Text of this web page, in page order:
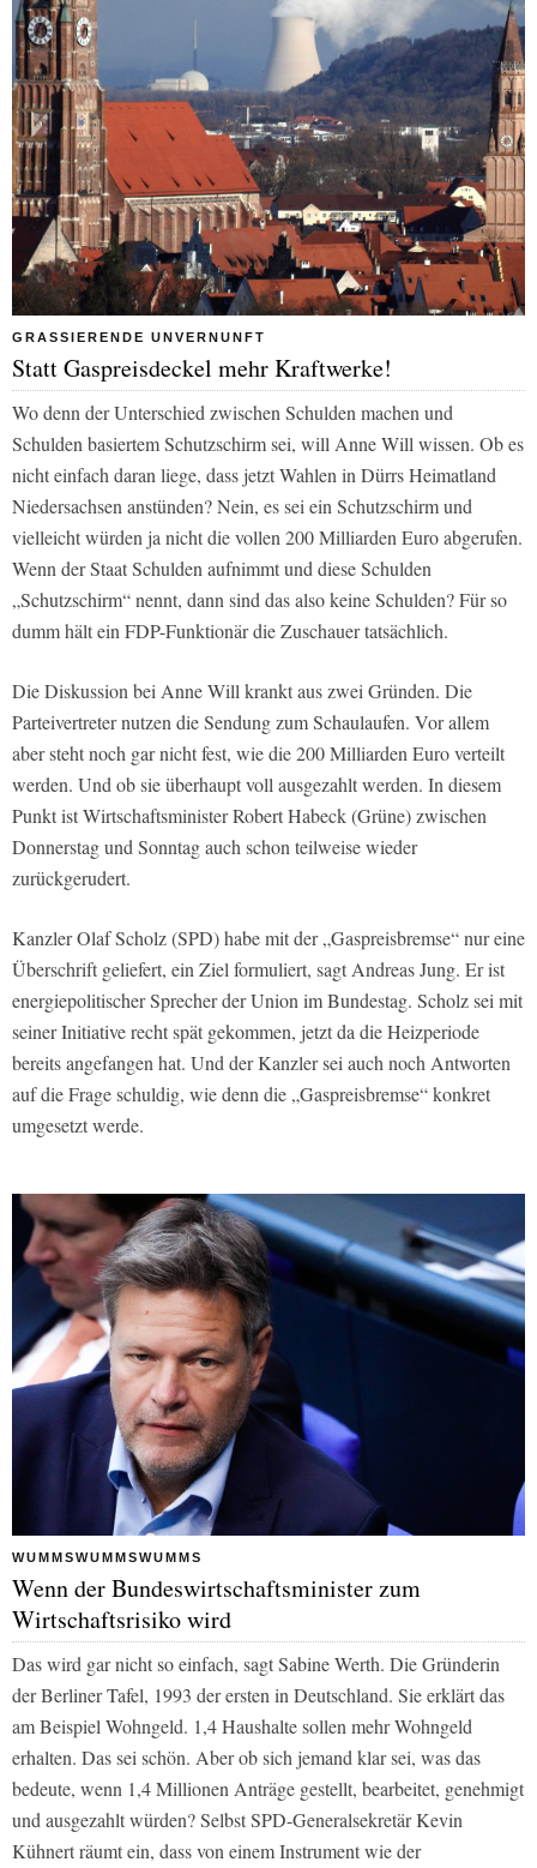
GRASSIERENDE UNVERNUNFT
Statt Gaspreisdeckel mehr Kraftwerke!
Wo denn der Unterschied zwischen Schulden machen und
Schulden basiertem Schutzschirm sei, will Anne Will wissen. Ob es
nicht einfach daran liege, dass jetzt Wahlen in Dürrs Heimatland
Niedersachsen anstünden? Nein, es sei ein Schutzschirm und
vielleicht würden ja nicht die vollen 200 Milliarden Euro abgerufen.
Wenn der Staat Schulden aufnimmt und diese Schulden
„Schutzschirm“ nennt, dann sind das also keine Schulden? Für so
dumm hält ein FDP-Funktionär die Zuschauer tatsächlich.
Die Diskussion bei Anne Will krankt aus zwei Gründen. Die
Parteivertreter nutzen die Sendung zum Schaulaufen. Vor allem
aber steht noch gar nicht fest, wie die 200 Milliarden Euro verteilt
werden. Und ob sie überhaupt voll ausgezahlt werden. In diesem
Punkt ist Wirtschaftsminister Robert Habeck (Grüne) zwischen
Donnerstag und Sonntag auch schon teilweise wieder
zurückgerudert.
Kanzler Olaf Scholz (SPD) habe mit der „Gaspreisbremse“ nur eine
Überschrift geliefert, ein Ziel formuliert, sagt Andreas Jung. Er ist
energiepolitischer Sprecher der Union im Bundestag. Scholz sei mit
seiner Initiative recht spät gekommen, jetzt da die Heizperiode
bereits angefangen hat. Und der Kanzler sei auch noch Antworten
auf die Frage schuldig, wie denn die „Gaspreisbremse“ konkret
umgesetzt werde.
WUMMSWUMMSWUMMS
Wenn der Bundeswirtschaftsminister zum
Wirtschaftsrisiko wird
Das wird gar nicht so einfach, sagt Sabine Werth. Die Gründerin
der Berliner Tafel, 1993 der ersten in Deutschland. Sie erklärt das
am Beispiel Wohngeld. 1,4 Haushalte sollen mehr Wohngeld
erhalten. Das sei schön. Aber ob sich jemand klar sei, was das
bedeute, wenn 1,4 Millionen Anträge gestellt, bearbeitet, genehmigt
und ausgezahlt würden? Selbst SPD-Generalsekretär Kevin
Kühnert räumt ein, dass von einem Instrument wie der